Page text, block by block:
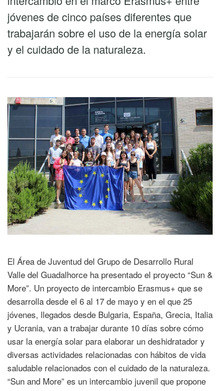
jóvenes de cinco países diferentes que
trabajarán sobre el uso de la energía solar
y el cuidado de la naturaleza.
El Área de Juventud del Grupo de Desarrollo Rural
Valle del Guadalhorce ha presentado el proyecto “Sun &
More”. Un proyecto de intercambio Erasmus+ que se
desarrolla desde el 6 al 17 de mayo y en el que 25
jóvenes, llegados desde Bulgaria, España, Grecia, Italia
y Ucrania, van a trabajar durante 10 días sobre cómo
usar la energía solar para elaborar un deshidratador y
diversas actividades relacionadas con hábitos de vida
saludable relacionados con el cuidado de la naturaleza.
“Sun and More” es un intercambio juvenil que propone